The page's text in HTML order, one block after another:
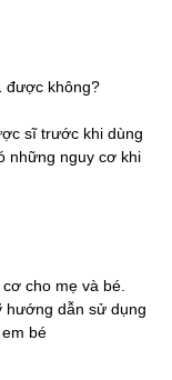
được không?
sĩ trước khi dùng
những nguy cơ khi
cho mẹ và bé.
hướng dẫn sử dụng
bé